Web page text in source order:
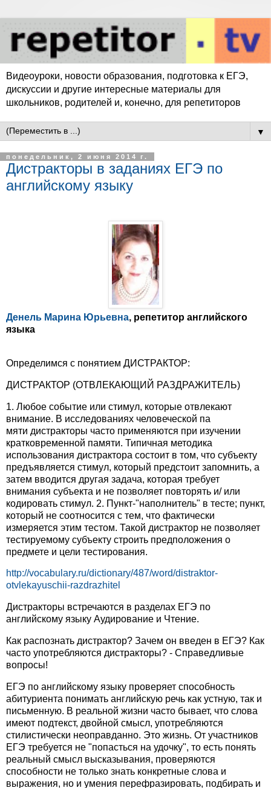
Видеоуроки, новости образования, подготовка к ЕГЭ,
дискуссии и другие интересные материалы для
школьников, родителей и, конечно, для репетиторов
▼
понедельник, 2 июня 2014 г.
Дистракторы в заданиях ЕГЭ по
английскому языку
Денель Марина Юрьевна, репетитор английского
языка
Определимся с понятием ДИСТРАКТОР:
ДИСТРАКТОР (ОТВЛЕКАЮЩИЙ РАЗДРАЖИТЕЛЬ)
1. Любое событие или стимул, которые отвлекают
внимание. В исследованиях человеческой па
мяти дистракторы часто применяются при изучении
кратковременной памяти. Типичная методика
использования дистрактора состоит в том, что субъекту
предъявляется стимул, который предстоит запомнить, а
затем вводится другая задача, которая требует
внимания субъекта и не позволяет повторять и/ или
кодировать стимул. 2. Пункт-"наполнитель" в тесте; пункт,
который не соотносится с тем, что фактически
измеряется этим тестом. Такой дистрактор не позволяет
тестируемому субъекту строить предположения о
предмете и цели тестирования.
http://vocabulary.ru/dictionary/487/word/distraktor-
otvlekayuschii-razdrazhitel
Дистракторы встречаются в разделах ЕГЭ по
английскому языку Аудирование и Чтение.
Как распознать дистрактор? Зачем он введен в ЕГЭ? Как
часто употребляются дистракторы? - Справедливые
вопросы!
ЕГЭ по английскому языку проверяет способность
абитуриента понимать английскую речь как устную, так и
письменную. В реальной жизни часто бывает, что слова
имеют подтекст, двойной смысл, употребляются
стилистически неоправданно. Это жизнь. От участников
ЕГЭ требуется не "попасться на удочку", то есть понять
реальный смысл высказывания, проверяются
способности не только знать конкретные слова и
выражения, но и умения перефразировать, подбирать и